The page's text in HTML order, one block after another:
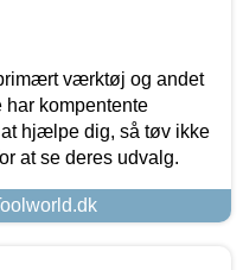
værktøj og andet
har kompentente
hjælpe dig, så tøv ikke
at se deres udvalg.